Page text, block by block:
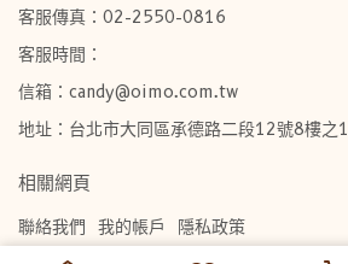
客服傳真：02-2550-0816
客服時間：
信箱：candy@oimo.com.tw​
地址：台北市大同區承德路二段12號8樓之1
相關網頁
聯絡我們
我的帳戶 隱私政策